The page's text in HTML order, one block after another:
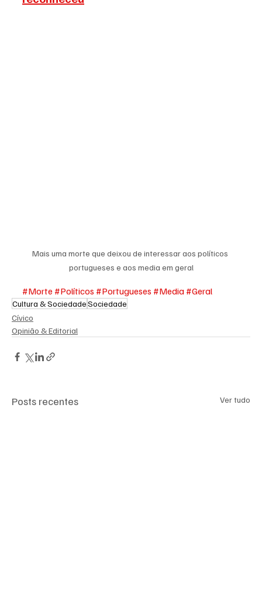
Mais uma morte que deixou de interessar aos políticos
portugueses e aos media em geral
#Morte #Políticos #Portugueses #Media #Geral
Cultura & SociedadeSociedade
Cívico
Opinião & Editorial
Posts recentes Ver tudo